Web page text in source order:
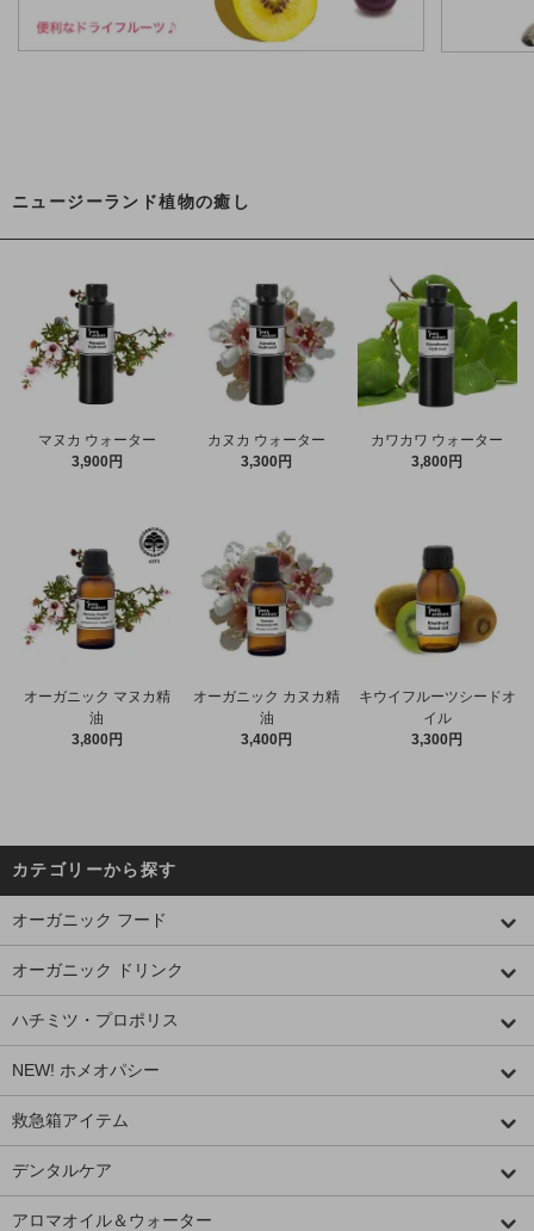
ニュージーランド植物の癒し
マヌカ ウォーター
3,900円
カヌカ ウォーター
3,300円
カワカワ ウォーター
3,800円
オーガニック マヌカ精
油
3,800円
オーガニック カヌカ精
油
3,400円
キウイフルーツシードオ
イル
3,300円
カテゴリーから探す
オーガニック フード
オーガニック ドリンク
ハチミツ・プロポリス
NEW! ホメオパシー
救急箱アイテム
デンタルケア
アロマオイル＆ウォーター